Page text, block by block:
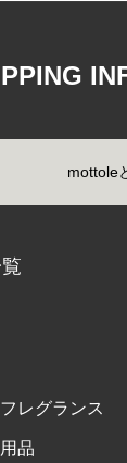
mottole
レグランス
品